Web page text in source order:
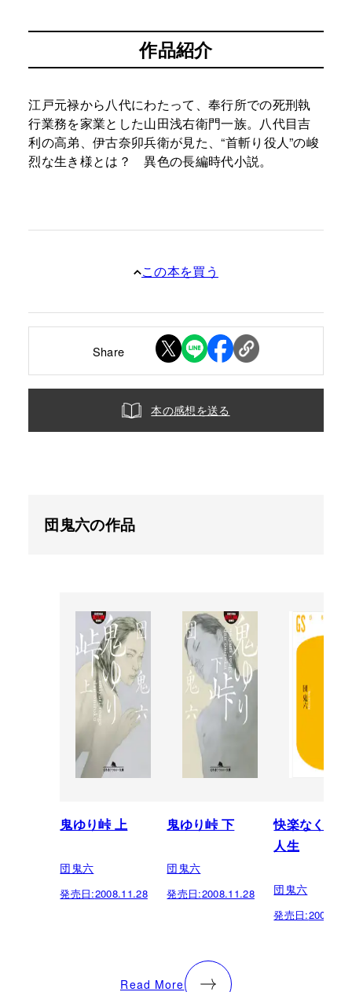
作品紹介
江戸元禄から八代にわたって、奉行所での死刑執
行業務を家業とした山田浅右衛門一族。八代目吉
利の高弟、伊古奈卯兵衛が見た、“首斬り役人”の峻
烈な生き様とは？ 異色の長編時代小説。
この本を買う
Share
本の感想を送る
団鬼六の作品
鬼ゆり峠 上
団鬼六
発売日:2008.11.28
鬼ゆり峠 下
団鬼六
発売日:2008.11.28
快楽なくし
人生
団鬼六
発売日:
Read More